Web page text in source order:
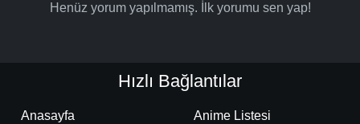
Henüz yorum yapılmamış. İlk yorumu sen yap!
Hızlı Bağlantılar
Anasayfa Anime Listesi